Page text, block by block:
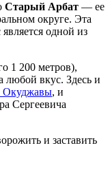
Старый Арбат — ее
округе. Эта
одной из
1 200 метров),
любой вкус. Здесь и
Окуджавы, и
Сергеевича
и заставить